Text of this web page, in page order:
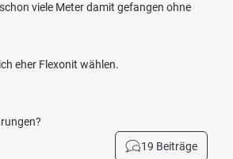
viele Meter damit gefangen ohne
eher Flexonit wählen.
19 Beiträge